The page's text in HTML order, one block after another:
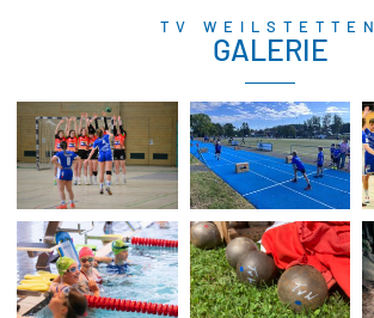
TV WEILSTETTEN
GALERIE